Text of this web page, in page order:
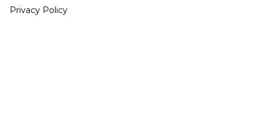
Privacy Policy